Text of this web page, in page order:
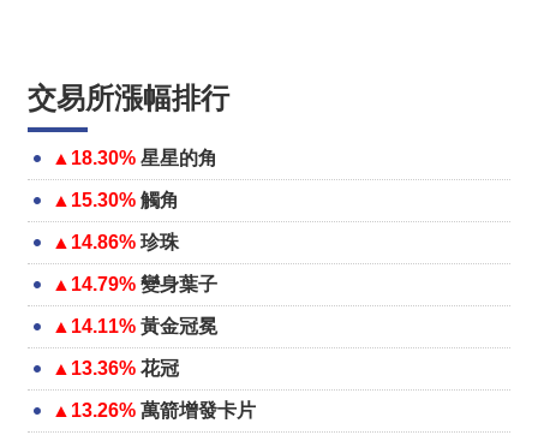
交易所漲幅排行
▲18.30% 星星的角
▲15.30% 觸角
▲14.86% 珍珠
▲14.79% 變身葉子
▲14.11% 黃金冠冕
▲13.36% 花冠
▲13.26% 萬箭增發卡片